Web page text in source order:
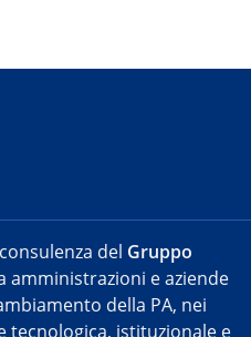
del Gruppo
amministrazioni e aziende
della PA, nei
tecnologica, istituzionale e